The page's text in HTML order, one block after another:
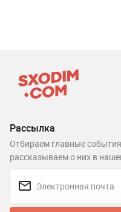
Рассылка
Отбираем главные
рассказываем о них в